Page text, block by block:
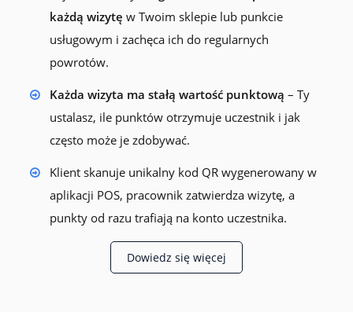
każdą wizytę w Twoim sklepie lub punkcie
usługowym i zachęca ich do regularnych
powrotów.
Każda wizyta ma stałą wartość punktową – Ty
ustalasz, ile punktów otrzymuje uczestnik i jak
często może je zdobywać.
Klient skanuje unikalny kod QR wygenerowany w
aplikacji POS, pracownik zatwierdza wizytę, a
punkty od razu trafiają na konto uczestnika.
Dowiedz się więcej